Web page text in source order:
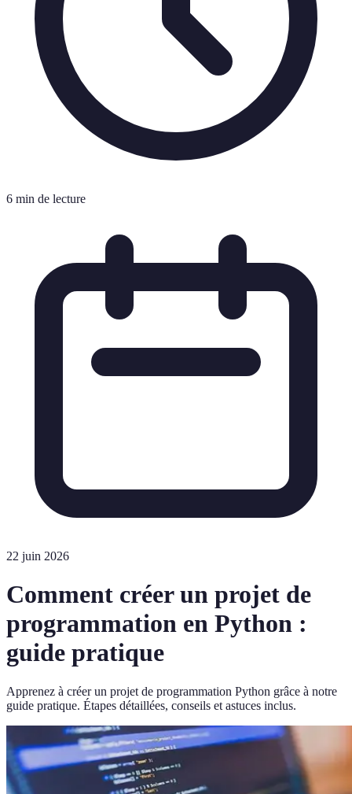
6 min de lecture
22 juin 2026
Comment créer un projet de
programmation en Python :
guide pratique
Apprenez à créer un projet de programmation Python grâce à notre
guide pratique. Étapes détaillées, conseils et astuces inclus.